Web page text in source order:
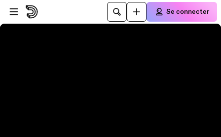
Passer au player
Passer au contenu principal
Se connecter